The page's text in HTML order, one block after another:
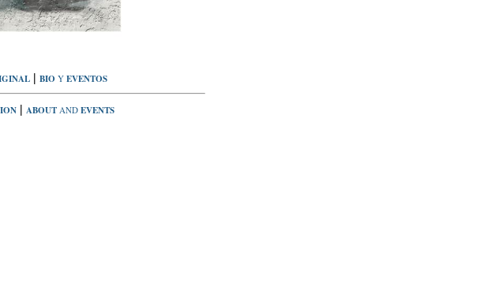
| BIO Y EVENTOS
| ABOUT AND EVENTS